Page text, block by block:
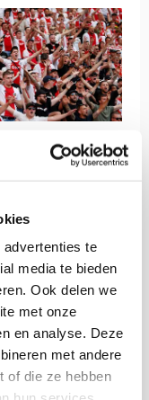
te
media te bieden
Ook delen we
met onze
en analyse. Deze
met andere
of die ze hebben